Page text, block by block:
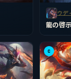
ウデ
龍の啓
C